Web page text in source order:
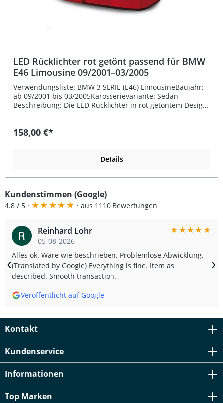
LED Rücklichter rot getönt passend für BMW
E46 Limousine 09/2001–03/2005
Verwendungsliste: BMW 3 SERIE (E46) LimousineBaujahr:
ab 09/2001 bis 03/2005Karosserievariante: Sedan
Beschreibung: Die LED Rücklichter in rot getöntem Design
für** BMW E46 Limousine (Baujahr 09/2001–03/2005) und
den Straßenverkehr zugelassen und ermöglichen Ihnen
Durch die integrierte LED-Technologie profitieren Sie von
langen Lebensdauer – für mehr Sicherheit und Stil auf der
Straße. Rot getönte LED Rücklichter für sportlichen Look E-
Komplettes Set für links & rechts Plug & Play – einfache
Montage ohne Modifikationen Lieferumfang: 1x LED
getönt)
158,00 €*
Details
Kundenstimmen (Google)
4.8 / 5 · ★★★★★ · aus 1110 Bewertungen
Reinhard Lohr
05-08-2026
★★★★★
Alles ok. Ware wie beschrieben. Problemlose Abwicklung.
(Translated by Google) Everything is fine. Item as
described. Smooth transaction.
Veröffentlicht auf Google
‹ ›
Kontakt
Kundenservice
Informationen
Top Marken